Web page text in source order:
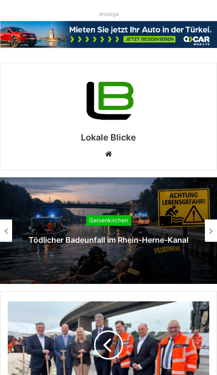
Anzeige
Lokale Blicke
Webseite
Gelsenkirchen
Tödlicher Badeunfall im Rhein-Herne-Kanal